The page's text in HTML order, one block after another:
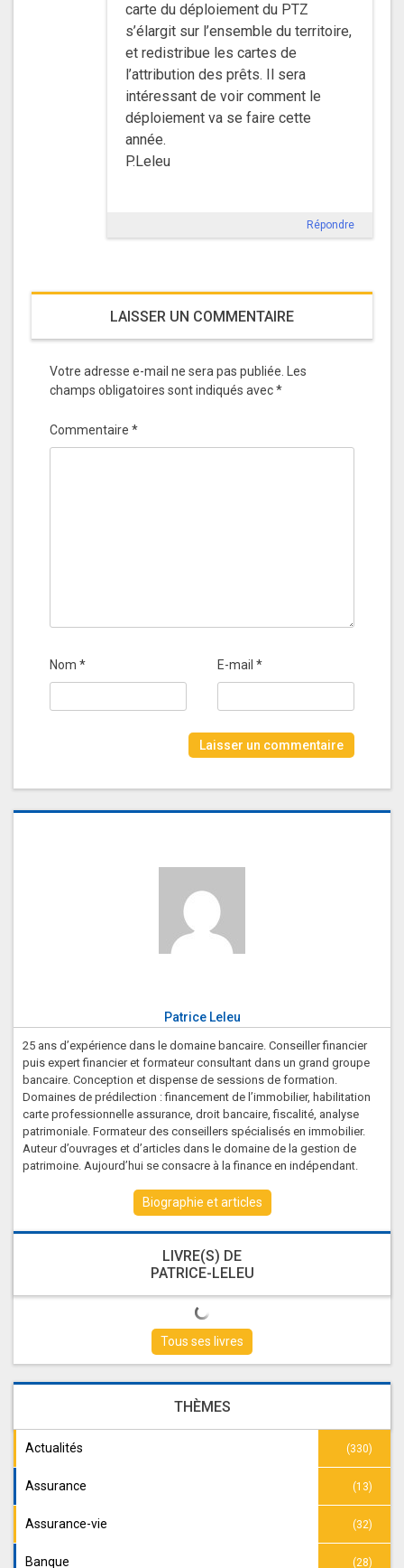
carte du déploiement du PTZ
s’élargit sur l’ensemble du territoire,
et redistribue les cartes de
l’attribution des prêts. Il sera
intéressant de voir comment le
déploiement va se faire cette
année.
P.Leleu
Répondre
LAISSER UN COMMENTAIRE
Votre adresse e-mail ne sera pas publiée. Les
champs obligatoires sont indiqués avec*
Commentaire *
Nom * E-mail *
Patrice Leleu
25 ans d’expérience dans le domaine bancaire. Conseiller financier
puis expert financier et formateur consultant dans un grand groupe
bancaire. Conception et dispense de sessions de formation.
Domaines de prédilection : financement de l’immobilier, habilitation
carte professionnelle assurance, droit bancaire, fiscalité, analyse
patrimoniale. Formateur des conseillers spécialisés en immobilier.
Auteur d’ouvrages et d’articles dans le domaine de la gestion de
patrimoine. Aujourd’hui se consacre à la finance en indépendant.
Biographie et articles
LIVRE(S) DE
PATRICE-LELEU
Tous ses livres
THÈMES
Actualités (330)
Assurance (13)
Assurance-vie (32)
Banque (28)